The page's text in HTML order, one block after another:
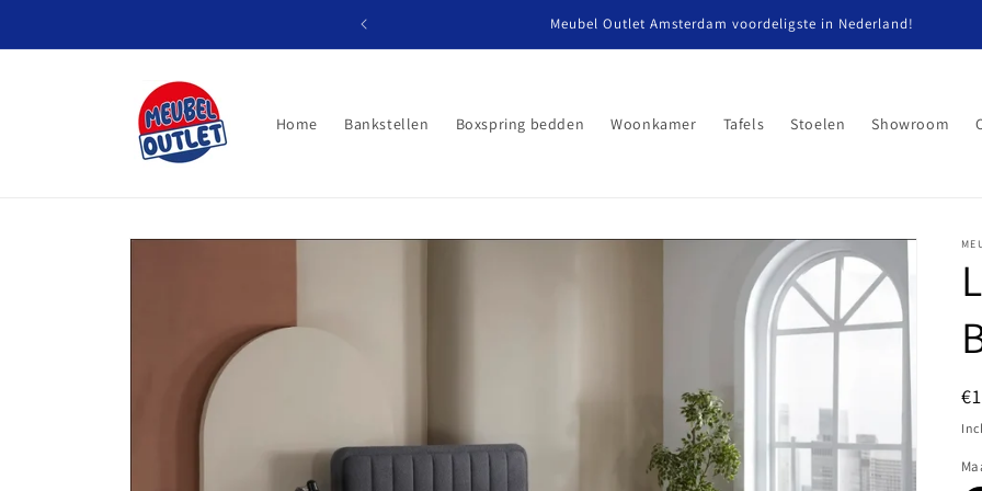
Meubel Outlet Amsterdam voordeligste in Nederland!
Home Bankstellen Boxspring bedden Woonkamer Tafels Stoelen Showroom